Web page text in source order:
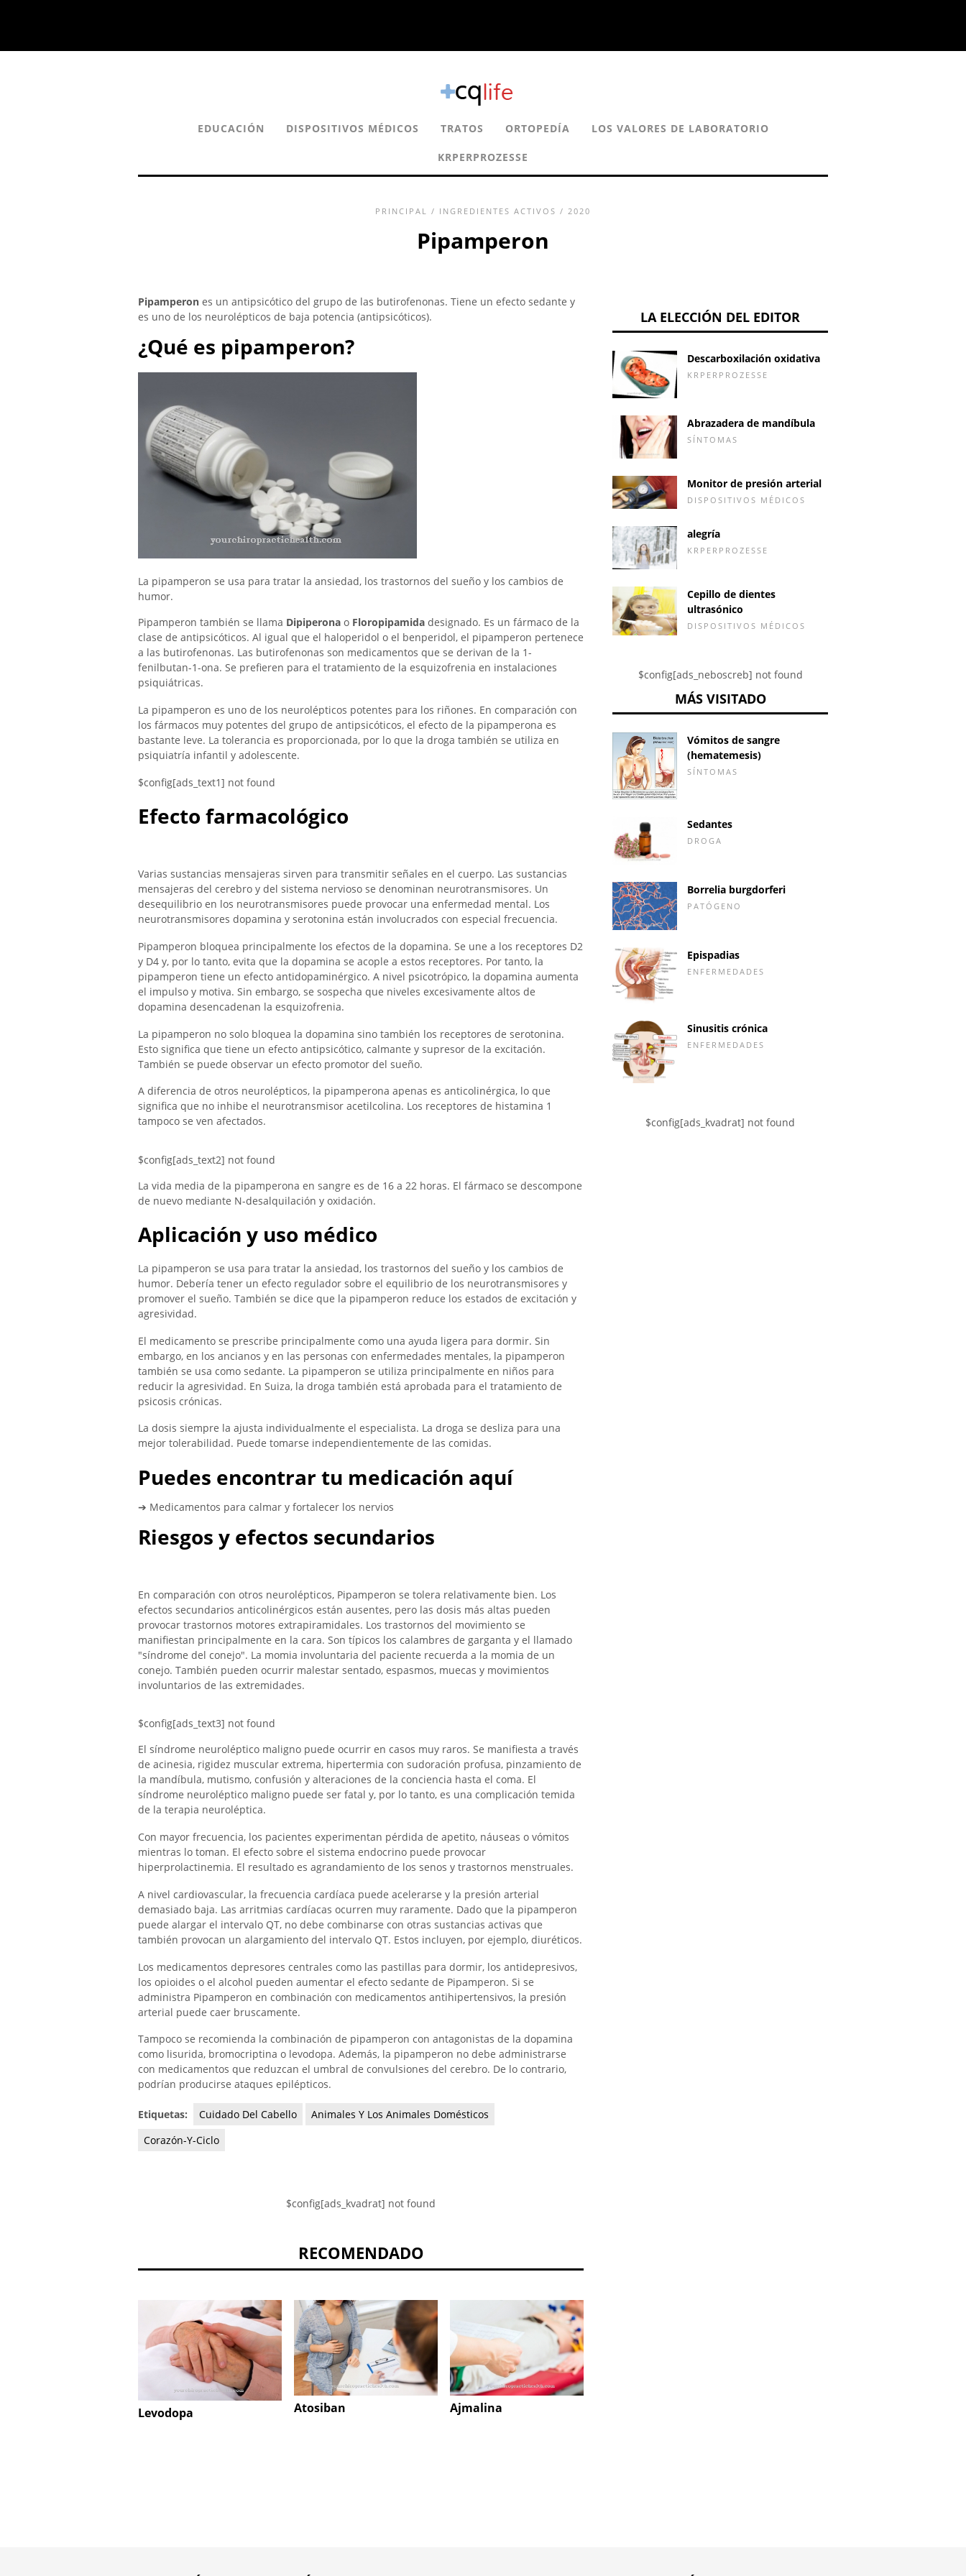
EDUCACIÓN DISPOSITIVOS MÉDICOS TRATOS ORTOPEDÍA LOS VALORES DE LABORATORIO
KRPERPROZESSE
PRINCIPAL / INGREDIENTES ACTIVOS / 2020
Pipamperon
Pipamperon es un antipsicótico del grupo de las butirofenonas. Tiene un efecto sedante y
es uno de los neurolépticos de baja potencia (antipsicóticos).
¿Qué es pipamperon?
La pipamperon se usa para tratar la ansiedad, los trastornos del sueño y los cambios de
humor.
Pipamperon también se llama Dipiperona o Floropipamida designado. Es un fármaco de la
clase de antipsicóticos. Al igual que el haloperidol o el benperidol, el pipamperon pertenece
a las butirofenonas. Las butirofenonas son medicamentos que se derivan de la 1-
fenilbutan-1-ona. Se prefieren para el tratamiento de la esquizofrenia en instalaciones
psiquiátricas.
La pipamperon es uno de los neurolépticos potentes para los riñones. En comparación con
los fármacos muy potentes del grupo de antipsicóticos, el efecto de la pipamperona es
bastante leve. La tolerancia es proporcionada, por lo que la droga también se utiliza en
psiquiatría infantil y adolescente.
$config[ads_text1] not found
Efecto farmacológico
Varias sustancias mensajeras sirven para transmitir señales en el cuerpo. Las sustancias
mensajeras del cerebro y del sistema nervioso se denominan neurotransmisores. Un
desequilibrio en los neurotransmisores puede provocar una enfermedad mental. Los
neurotransmisores dopamina y serotonina están involucrados con especial frecuencia.
Pipamperon bloquea principalmente los efectos de la dopamina. Se une a los receptores D2
y D4 y, por lo tanto, evita que la dopamina se acople a estos receptores. Por tanto, la
pipamperon tiene un efecto antidopaminérgico. A nivel psicotrópico, la dopamina aumenta
el impulso y motiva. Sin embargo, se sospecha que niveles excesivamente altos de
dopamina desencadenan la esquizofrenia.
La pipamperon no solo bloquea la dopamina sino también los receptores de serotonina.
Esto significa que tiene un efecto antipsicótico, calmante y supresor de la excitación.
También se puede observar un efecto promotor del sueño.
A diferencia de otros neurolépticos, la pipamperona apenas es anticolinérgica, lo que
significa que no inhibe el neurotransmisor acetilcolina. Los receptores de histamina 1
tampoco se ven afectados.
$config[ads_text2] not found
La vida media de la pipamperona en sangre es de 16 a 22 horas. El fármaco se descompone
de nuevo mediante N-desalquilación y oxidación.
Aplicación y uso médico
La pipamperon se usa para tratar la ansiedad, los trastornos del sueño y los cambios de
humor. Debería tener un efecto regulador sobre el equilibrio de los neurotransmisores y
promover el sueño. También se dice que la pipamperon reduce los estados de excitación y
agresividad.
El medicamento se prescribe principalmente como una ayuda ligera para dormir. Sin
embargo, en los ancianos y en las personas con enfermedades mentales, la pipamperon
también se usa como sedante. La pipamperon se utiliza principalmente en niños para
reducir la agresividad. En Suiza, la droga también está aprobada para el tratamiento de
psicosis crónicas.
La dosis siempre la ajusta individualmente el especialista. La droga se desliza para una
mejor tolerabilidad. Puede tomarse independientemente de las comidas.
Puedes encontrar tu medicación aquí
➔ Medicamentos para calmar y fortalecer los nervios
Riesgos y efectos secundarios
En comparación con otros neurolépticos, Pipamperon se tolera relativamente bien. Los
efectos secundarios anticolinérgicos están ausentes, pero las dosis más altas pueden
provocar trastornos motores extrapiramidales. Los trastornos del movimiento se
manifiestan principalmente en la cara. Son típicos los calambres de garganta y el llamado
"síndrome del conejo". La momia involuntaria del paciente recuerda a la momia de un
conejo. También pueden ocurrir malestar sentado, espasmos, muecas y movimientos
involuntarios de las extremidades.
$config[ads_text3] not found
El síndrome neuroléptico maligno puede ocurrir en casos muy raros. Se manifiesta a través
de acinesia, rigidez muscular extrema, hipertermia con sudoración profusa, pinzamiento de
la mandíbula, mutismo, confusión y alteraciones de la conciencia hasta el coma. El
síndrome neuroléptico maligno puede ser fatal y, por lo tanto, es una complicación temida
de la terapia neuroléptica.
Con mayor frecuencia, los pacientes experimentan pérdida de apetito, náuseas o vómitos
mientras lo toman. El efecto sobre el sistema endocrino puede provocar
hiperprolactinemia. El resultado es agrandamiento de los senos y trastornos menstruales.
A nivel cardiovascular, la frecuencia cardíaca puede acelerarse y la presión arterial
demasiado baja. Las arritmias cardíacas ocurren muy raramente. Dado que la pipamperon
puede alargar el intervalo QT, no debe combinarse con otras sustancias activas que
también provocan un alargamiento del intervalo QT. Estos incluyen, por ejemplo, diuréticos.
Los medicamentos depresores centrales como las pastillas para dormir, los antidepresivos,
los opioides o el alcohol pueden aumentar el efecto sedante de Pipamperon. Si se
administra Pipamperon en combinación con medicamentos antihipertensivos, la presión
arterial puede caer bruscamente.
Tampoco se recomienda la combinación de pipamperon con antagonistas de la dopamina
como lisurida, bromocriptina o levodopa. Además, la pipamperon no debe administrarse
con medicamentos que reduzcan el umbral de convulsiones del cerebro. De lo contrario,
podrían producirse ataques epilépticos.
Etiquetas: Cuidado Del Cabello
Animales Y Los Animales Domésticos
Corazón-Y-Ciclo
$config[ads_kvadrat] not found
RECOMENDADO
Levodopa Atosiban Ajmalina
LA ELECCIÓN DEL EDITOR
Descarboxilación oxidativa
KRPERPROZESSE
Abrazadera de mandíbula
SÍNTOMAS
Monitor de presión arterial
DISPOSITIVOS MÉDICOS
alegría
KRPERPROZESSE
Cepillo de dientes
ultrasónico
DISPOSITIVOS MÉDICOS
$config[ads_neboscreb] not found
MÁS VISITADO
Vómitos de sangre
(hematemesis)
SÍNTOMAS
Sedantes
DROGA
Borrelia burgdorferi
PATÓGENO
Epispadias
ENFERMEDADES
Sinusitis crónica
ENFERMEDADES
$config[ads_kvadrat] not found